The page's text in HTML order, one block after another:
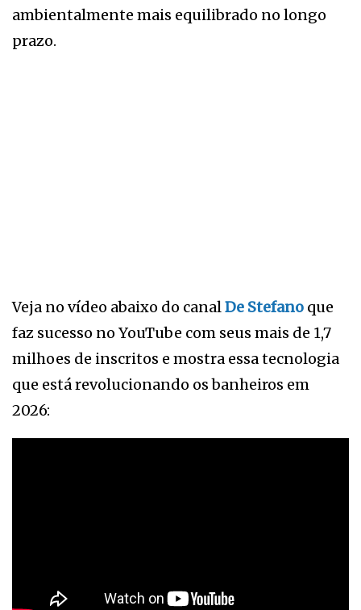
ambientalmente mais equilibrado no longo
prazo.
Veja no vídeo abaixo do canalDe Stefano que
faz sucesso no YouTube com seus mais de 1,7
milhoes de inscritos e mostra essa tecnologia
que está revolucionando os banheiros em
2026: